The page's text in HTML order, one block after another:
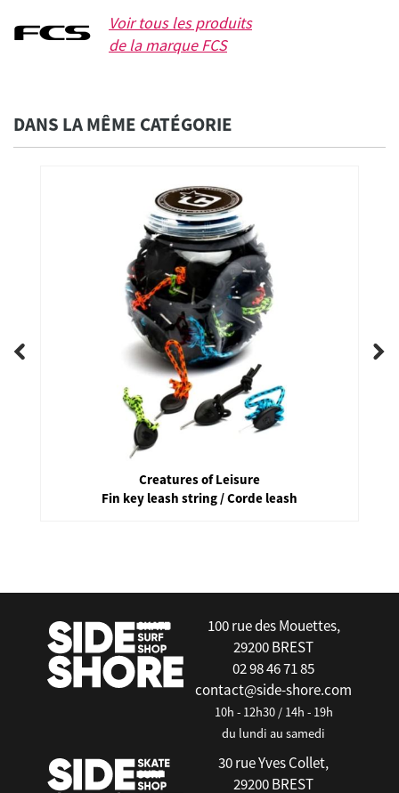
Voir tous les produits
de la marqueFCS
DANS LA MÊME CATÉGORIE
Creatures of Leisure
Fin key leash string / Corde leash
100 rue des Mouettes,
29200 BREST
02 98 46 71 85
contact@side-shore.com
10h - 12h30 / 14h - 19h
du lundi au samedi
30 rue Yves Collet,
29200 BREST